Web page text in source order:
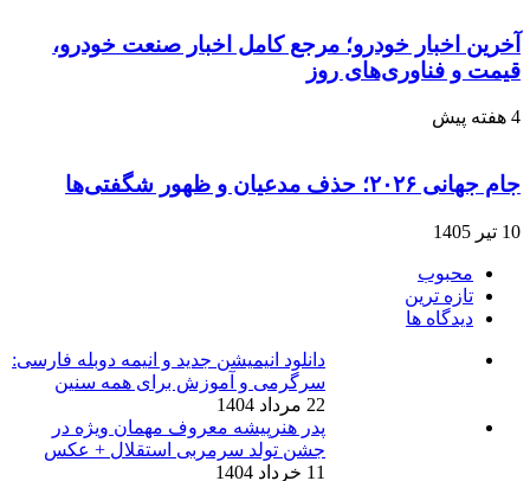
آخرین اخبار خودرو؛ مرجع کامل اخبار صنعت خودرو،
قیمت و فناوری‌های روز
4 هفته پیش
جام جهانی ۲۰۲۶؛ حذف مدعیان و ظهور شگفتی‌ها
10 تیر 1405
محبوب
تازه ترین
دیدگاه ها
دانلود انیمیشن جدید و انیمه دوبله فارسی:
سرگرمی و آموزش برای همه سنین
22 مرداد 1404
پدر هنرپیشه معروف مهمان ویژه در
جشن تولد سرمربی استقلال + عکس
11 خرداد 1404